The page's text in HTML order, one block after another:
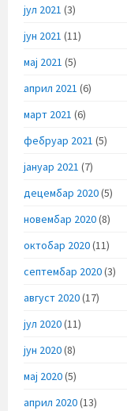
јул 2021 (3)
јун 2021 (11)
мај 2021 (5)
април 2021 (6)
март 2021 (6)
фебруар 2021 (5)
јануар 2021 (7)
децембар 2020(5)
новембар 2020(8)
октобар 2020(11)
септембар 2020(3)
август 2020(17)
јул 2020(11)
јун 2020(8)
мај 2020(5)
април 2020(13)